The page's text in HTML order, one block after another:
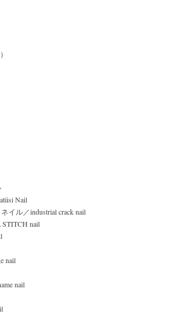
Nail
イル／industrial crack nail
nail
nail
nail